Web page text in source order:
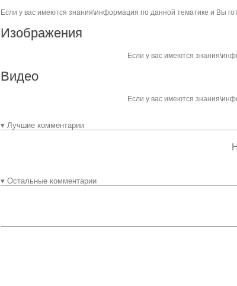
Если у вас имеются знания\информация по данной тематике и Вы
Изображения
Если у вас имеются
Видео
Если у вас имеются
▾ Лучшие комментарии
▾ Остальные комментарии